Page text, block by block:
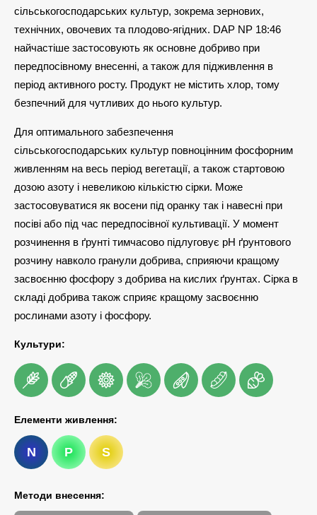
сільськогосподарських культур, зокрема зернових,
технічних, овочевих та плодово-ягідних. DAP NP 18:46
найчастіше застосовують як основне добриво при
передпосівному внесенні, а також для підживлення в
період активного росту. Продукт не містить хлор, тому
безпечний для чутливих до нього культур.
Для оптимального забезпечення
сільськогосподарських культур повноцінним фосфорним
живленням на весь період вегетації, а також стартовою
дозою азоту і невеликою кількістю сірки. Може
застосовуватися як восени під оранку так і навесні при
посіві або під час передпосівної культивації. У момент
розчинення в ґрунті тимчасово підлуговує рН ґрунтового
розчину навколо гранули добрива, сприяючи кращому
засвоєнню фосфору з добрива на кислих ґрунтах. Сірка в
складі добрива також сприяє кращому засвоєнню
рослинами азоту і фосфору.
Культури:
Елементи живлення:
N P S
Методи внесення: